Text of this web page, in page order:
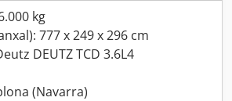
kg
777 x 249 x 296 cm
DEUTZ TCD 3.6L4
(Navarra)